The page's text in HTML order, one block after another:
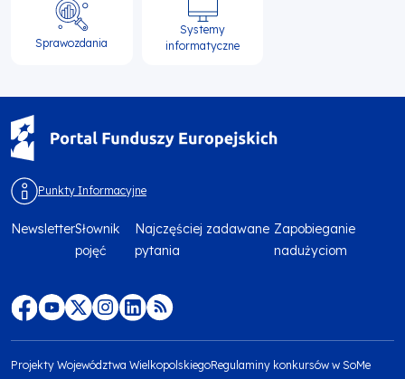
Sprawozdania
Systemy
informatyczne
Punkty Informacyjne
Menu
footer
top
NewsletterSłownik
pojęć
Najczęściej zadawane
pytania
Zapobieganie
nadużyciom
Projekty Województwa WielkopolskiegoRegulaminy konkursów w SoMe